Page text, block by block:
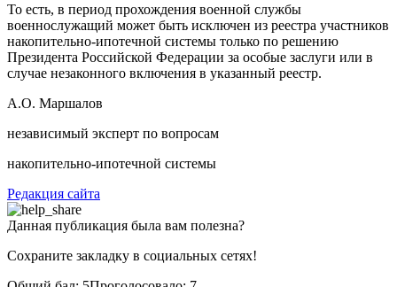
То есть, в период прохождения военной службы
военнослужащий может быть исключен из реестра участников
накопительно-ипотечной системы только по решению
Президента Российской Федерации за особые заслуги или в
случае незаконного включения в указанный реестр.
А.О. Маршалов
независимый эксперт по вопросам
накопительно-ипотечной системы
Редакция сайта
Данная публикация была вам полезна?
Сохраните закладку в социальных сетях!